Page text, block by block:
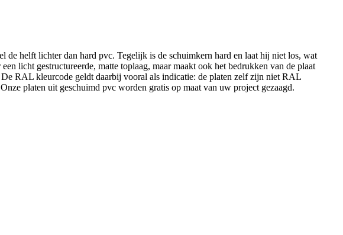
helft lichter dan hard pvc. Tegelijk is de schuimkern hard en laat hij niet los, wat
licht gestructureerde, matte toplaag, maar maakt ook het bedrukken van de plaat
RAL kleurcode geldt daarbij vooral als indicatie: de platen zelf zijn niet RAL
platen uit geschuimd pvc worden gratis op maat van uw project gezaagd.